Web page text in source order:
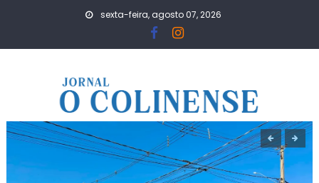
sexta-feira, agosto 07, 2026